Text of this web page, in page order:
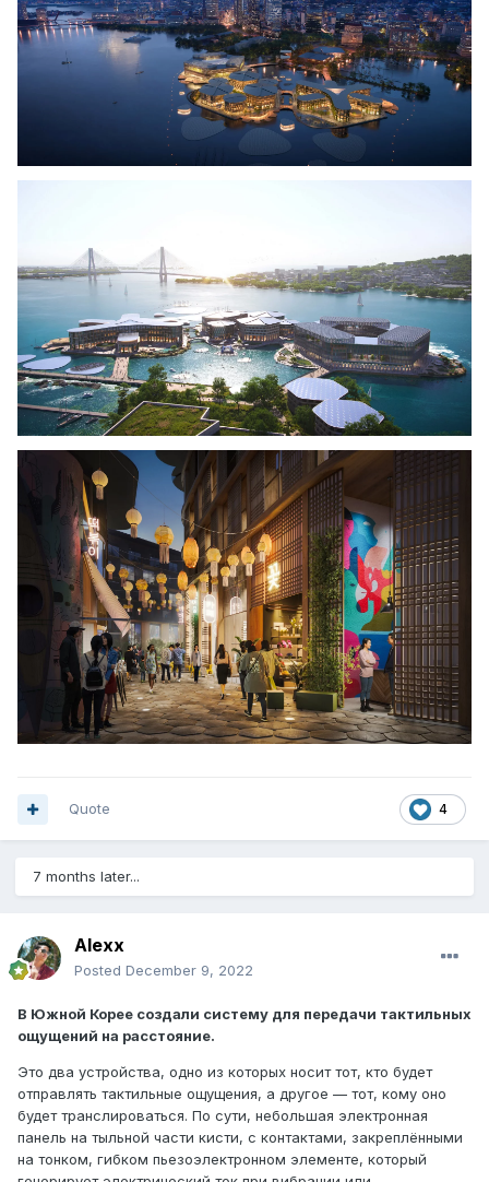
4
Quote
7 months later...
Alexx
Posted December 9, 2022
В Южной Корее создали систему для передачи тактильных
ощущений на расстояние.
Это два устройства, одно из которых носит тот, кто будет
отправлять тактильные ощущения, а другое — тот, кому оно
будет транслироваться. По сути, небольшая электронная
панель на тыльной части кисти, с контактами, закреплёнными
на тонком, гибком пьезоэлектронном элементе, который